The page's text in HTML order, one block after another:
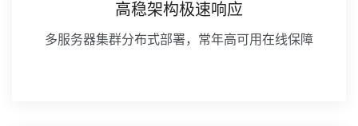
高稳架构极速响应
多服务器集群分布式部署，常年高可用在线保障